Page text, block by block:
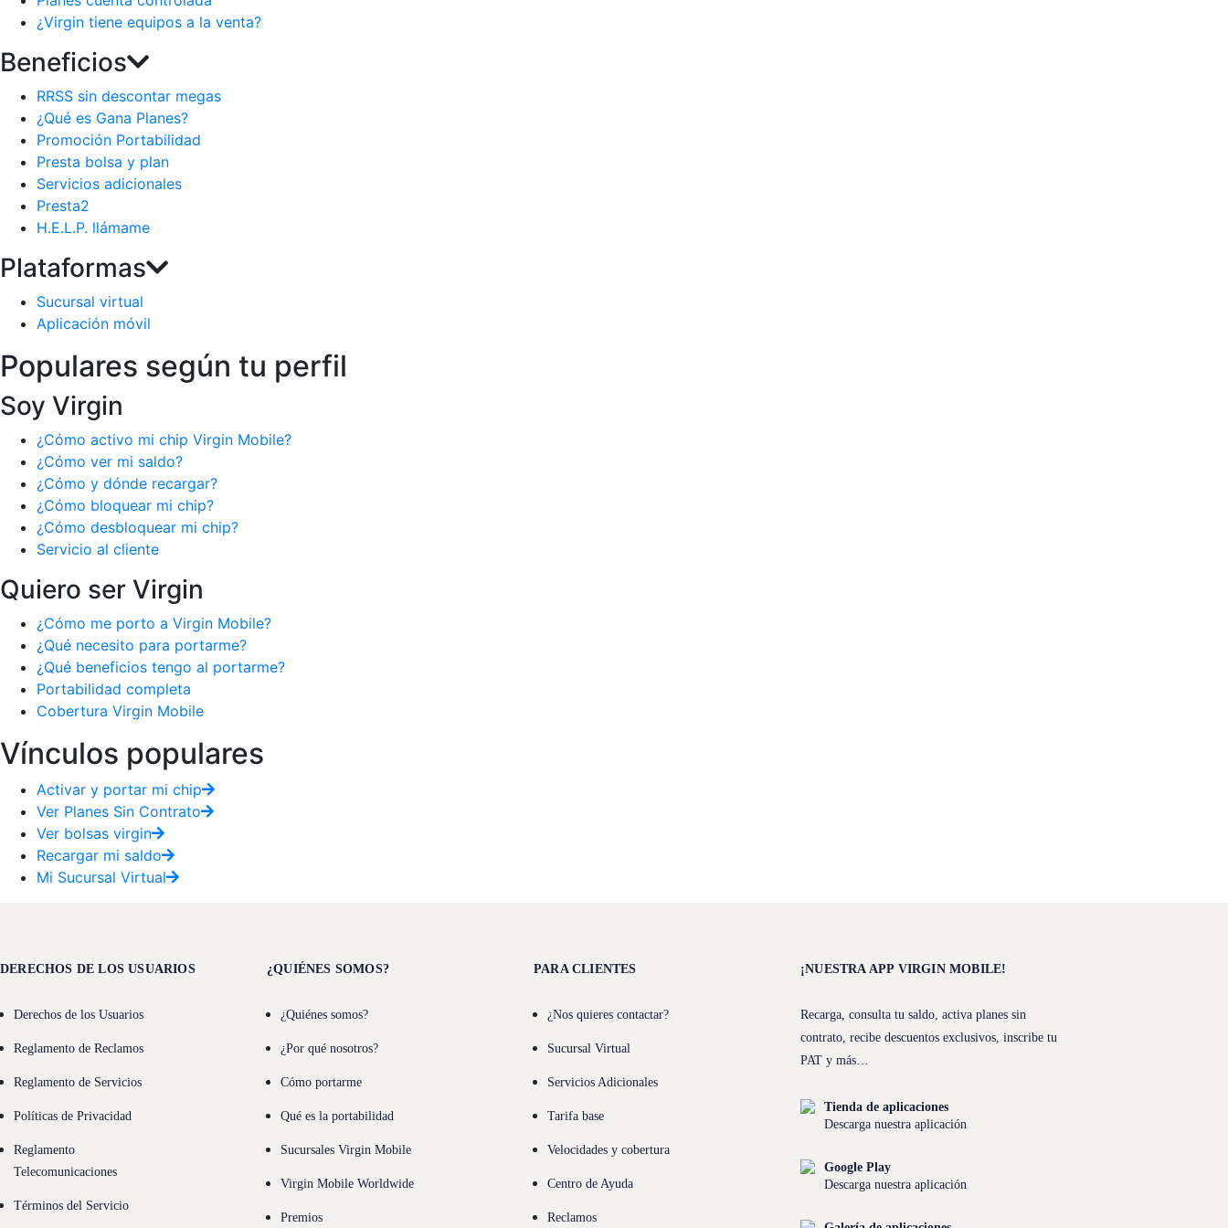
¿Virgin tiene equipos a la venta?
Beneficios
RRSS sin descontar megas
¿Qué es Gana Planes?
Promoción Portabilidad
Presta bolsa y plan
Servicios adicionales
Presta2
H.E.L.P. llámame
Plataformas
Sucursal virtual
Aplicación móvil
Populares según tu perfil
Soy Virgin
¿Cómo activo mi chip Virgin Mobile?
¿Cómo ver mi saldo?
¿Cómo y dónde recargar?
¿Cómo bloquear mi chip?
¿Cómo desbloquear mi chip?
Servicio al cliente
Quiero ser Virgin
¿Cómo me porto a Virgin Mobile?
¿Qué necesito para portarme?
¿Qué beneficios tengo al portarme?
Portabilidad completa
Cobertura Virgin Mobile
Vínculos populares
Activar y portar mi chip
Ver Planes Sin Contrato
Ver bolsas virgin
Recargar mi saldo
Mi Sucursal Virtual
DERECHOS DE LOS USUARIOS
Derechos de los Usuarios
Reglamento de Reclamos
Reglamento de Servicios
Políticas de Privacidad
Reglamento
Telecomunicaciones
Términos del Servicio
¿QUIÉNES SOMOS?
¿Quiénes somos?
¿Por qué nosotros?
Cómo portarme
Qué es la portabilidad
Sucursales Virgin Mobile
Virgin Mobile Worldwide
Premios
PARA CLIENTES
¿Nos quieres contactar?
Sucursal Virtual
Servicios Adicionales
Tarifa base
Velocidades y cobertura
Centro de Ayuda
Reclamos
¡NUESTRA APP VIRGIN MOBILE!
Recarga, consulta tu saldo, activa planes sin
contrato, recibe descuentos exclusivos, inscribe tu
PAT y más…
Tienda de aplicaciones
Descarga nuestra aplicación
Google Play
Descarga nuestra aplicación